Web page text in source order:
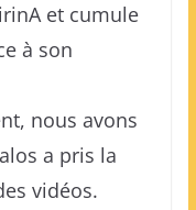
et cumule
à son
nous avons
a pris la
vidéos.